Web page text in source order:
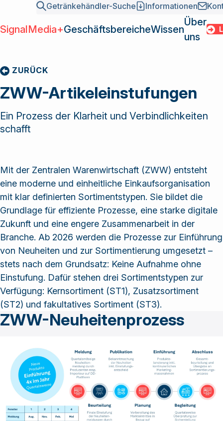
Getränkehändler-Suche Informationen
SignalMedia+
Übersicht
Point of Sales
Media
Gamification
Kundenbindung
Marktbearbeitung 2026
Marktbearbeitung 2027
Zentrale Warenwirtschaft (ZWW)
Geschäftsbereiche
Hersteller
Gastronomie /
Kettenbetriebe
marktführende
der
Grossisten und
Lieferanten und
bietet eine
Vielzahl von
Lösungen und
Dienstleistungen
an.
Wissen
News
INSIDE – Branchenmagazin
DIGITALDRINK Market-Report
Über
uns
Team und Organisation
Sektionen
Geschichte
LOGIN
ZURÜCK
ZWW-Artikeleinstufungen
Ein Prozess der Klarheit und Verbindlichkeiten
schafft
Mit der Zentralen Warenwirtschaft (ZWW) entsteht
eine moderne und einheitliche Einkaufsorganisation
mit klar definierten Sortimentstypen. Sie bildet die
Grundlage für effiziente Prozesse, eine starke digitale
Zukunft und eine engere Zusammenarbeit in der
Branche. Ab 2026 werden die Prozesse zur Einführung
von Neuheiten und zur Sortimentierung umgesetzt –
stets nach dem Grundsatz: Keine Aufnahme ohne
Einstufung. Dafür stehen drei Sortimentstypen zur
Verfügung: Kernsortiment (ST1), Zusatzsortiment
(ST2) und fakultatives Sortiment (ST3).
ZWW-Neuheitenprozess
Über uns
Kontakt